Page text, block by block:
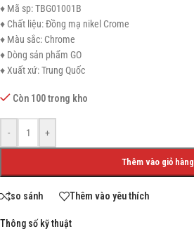
♦ Mã sp: TBG01001B
♦ Chất liệu: Đồng mạ nikel Crome
♦ Màu sắc: Chrome
♦ Dòng sản phẩm GO
♦ Xuất xứ: Trung Quốc
Còn 100 trong kho
- +
Thêm vào giỏ hàng
so sánh Thêm vào yêu thích
Thông số kỹ thuật